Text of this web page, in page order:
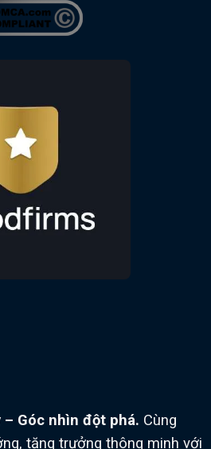
– Góc nhìn đột phá. Cùng
tăng trưởng thông minh với